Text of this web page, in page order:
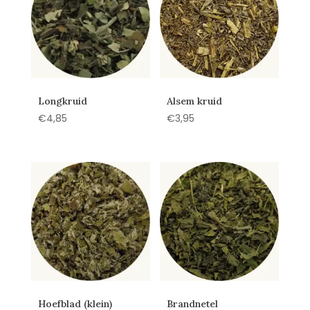
Longkruid
€4,85
Alsem kruid
€3,95
Hoefblad (klein) Brandnetel